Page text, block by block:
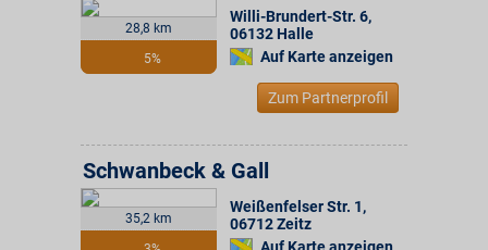
28,8 km
5%
Willi-Brundert-Str. 6,
06132 Halle
Auf Karte anzeigen
Zum Partnerprofil
35,2 km
Schwanbeck & Gall
Weißenfelser Str. 1,
06712Zeitz